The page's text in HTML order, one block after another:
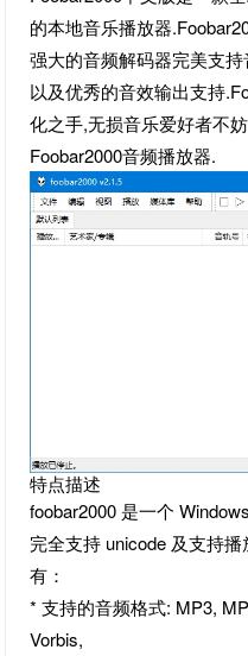
的本地音乐播放器
强大的音频解码器完美支
以及优秀的音效输出支持
化之手,无损音乐爱好者不
Foobar2000音频播放器.
特点描述
foobar2000 是一个
完全支持 unicode 及支持
有：
* 支持的音频格式: MP3,
Vorbis,